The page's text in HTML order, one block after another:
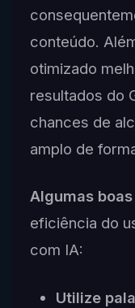
conteúdo.
otimizado
resultados do
chances de
amplo de
Algumas
eficiência do
com IA:
Utilize